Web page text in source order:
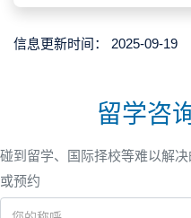
信息更新时间： 2025-09-19
留学咨
碰到留学、国际择校等难以解
或预约